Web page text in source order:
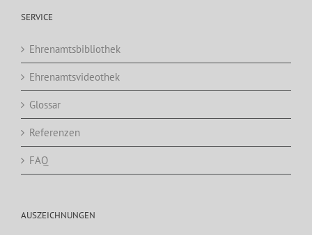
SERVICE
Ehrenamtsbibliothek
Ehrenamtsvideothek
Glossar
Referenzen
FAQ
AUSZEICHNUNGEN